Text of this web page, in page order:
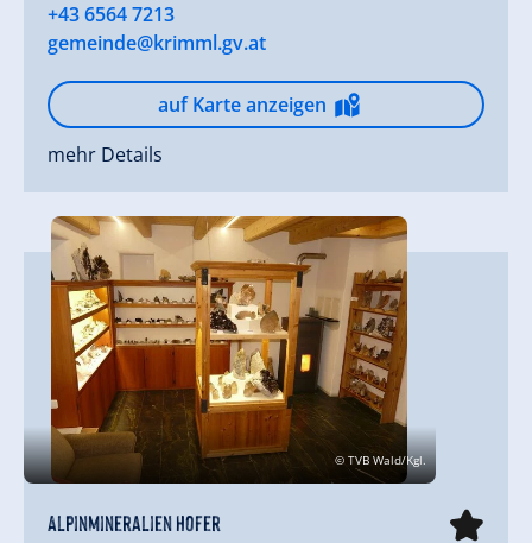
+43 6564 7213
gemeinde@krimml.gv.at
auf Karte anzeigen
mehr Details
© TVB Wald/Kgl.
Alpinmineralien Hofer